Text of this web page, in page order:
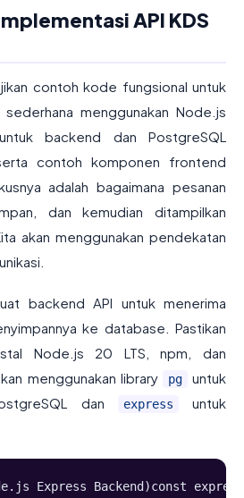
API KDS
contoh kode fungsional untuk
sederhana menggunakan Node.js
backend dan PostgreSQL
contoh komponen frontend
adalah bagaimana pesanan
dan kemudian ditampilkan
akan menggunakan pendekatan
backend API untuk menerima
ke database. Pastikan
Node.js 20 LTS, npm, dan
menggunakan library
pg
untuk
dan
express
untuk
Express Backend)const